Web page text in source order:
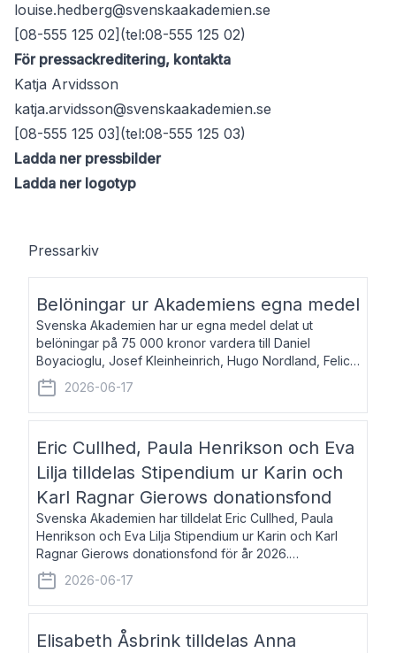
louise.hedberg@svenskaakademien.se
[08-555 125 02](tel:08-555 125 02)
För pressackreditering, kontakta
Katja Arvidsson
katja.arvidsson@svenskaakademien.se
[08-555 125 03](tel:08-555 125 03)
Ladda ner pressbilder
Ladda ner logotyp
Pressarkiv
Belöningar ur Akademiens egna medel
Svenska Akademien har ur egna medel delat ut
belöningar på 75 000 kronor vardera till Daniel
Boyacioglu, Josef Kleinheinrich, Hugo Nordland, Felicia
Stenroth och Svante Strandberg. Daniel Boyacioglu,
född 1981, är poet och scenartist. Josef
2026-06-17
Eric Cullhed, Paula Henrikson och Eva
Lilja tilldelas Stipendium ur Karin och
Karl Ragnar Gierows donationsfond
Svenska Akademien har tilldelat Eric Cullhed, Paula
Henrikson och Eva Lilja Stipendium ur Karin och Karl
Ragnar Gierows donationsfond för år 2026.
Stipendiebeloppet är på 70 000 kronor vardera. Eric
Cullhed, född 1985, är professor i grekis
2026-06-17
Elisabeth Åsbrink tilldelas Anna